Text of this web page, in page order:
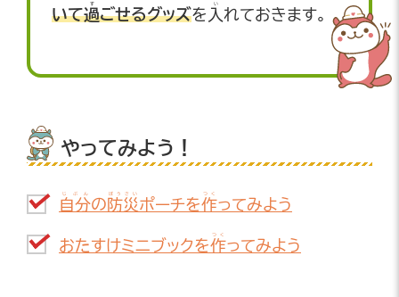
いて過
す
ごせるグッズを 入
い
れておきます。
やってみよう！
自分
じぶん
の 防災
ぼうさい
ポーチを作
つく
ってみよう
おたすけミニブックを作
つく
ってみよう